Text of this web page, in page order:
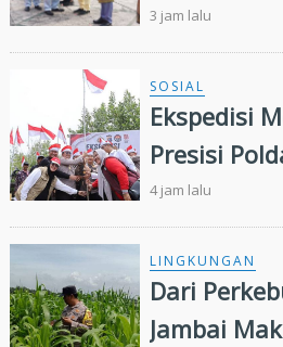
3 jam lalu
SOSIAL
Ekspedisi
Presisi
Panipahan,
Bantuan
Kesehatan
4 jam lalu
LINGKUNGAN
Dari
Jambai